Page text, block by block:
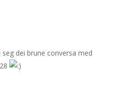
dei brune conversa med